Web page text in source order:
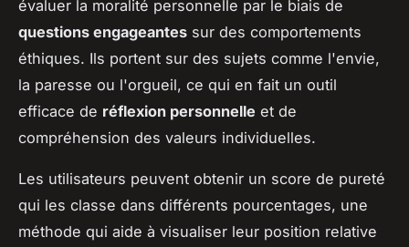
évaluer la moralité personnelle par le biais de
questions engageantes sur des comportements
éthiques. Ils portent sur des sujets comme l'envie,
la paresse ou l'orgueil, ce qui en fait un outil
efficace de réflexion personnelle et de
compréhension des valeurs individuelles.
Les utilisateurs peuvent obtenir un score de pureté
qui les classe dans différents pourcentages, une
méthode qui aide à visualiser leur position relative